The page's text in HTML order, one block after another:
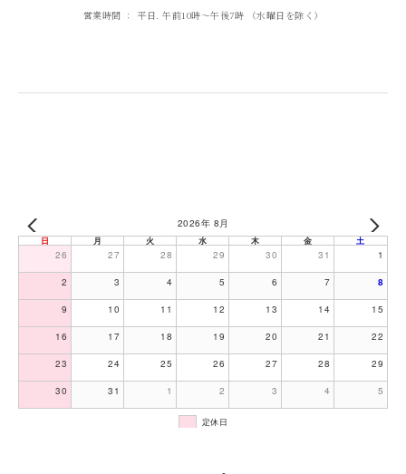
営業時間 ： 平日. 午前10時～午後7時 （水曜日を除く）
2026年 8月
日 月 火 水 木 金 土
26 27 28 29 30 31 1
2 3 4 5 6 7 8
9 10 11 12 13 14 15
16 17 18 19 20 21 22
23 24 25 26 27 28 29
30 31 1 2 3 4 5
定休日